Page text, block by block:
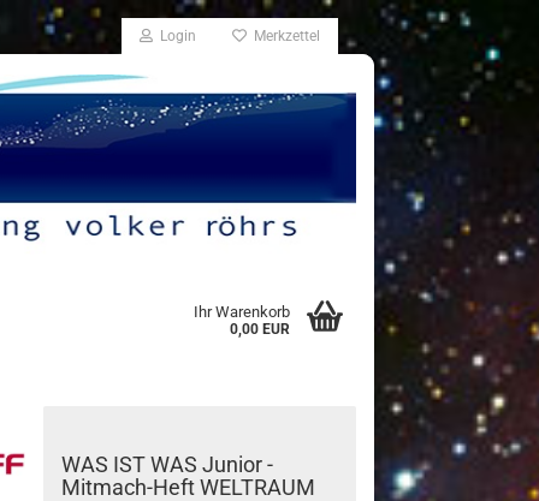
Login Merkzettel
Ihr Warenkorb
0,00 EUR
WAS IST WAS Ju­ni­or -
Mitmach-​Heft WELT­RAUM